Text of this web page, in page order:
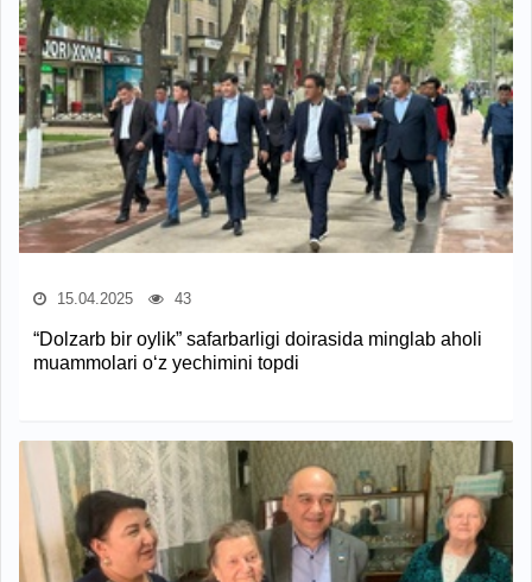
15.04.2025 43
“Dolzarb bir oylik” safarbarligi doirasida minglab aholi
muammolari o‘z yechimini topdi